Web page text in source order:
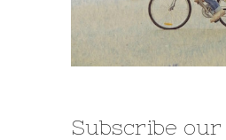
Subscribe our